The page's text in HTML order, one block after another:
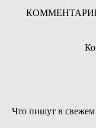
Что пишут в свежем